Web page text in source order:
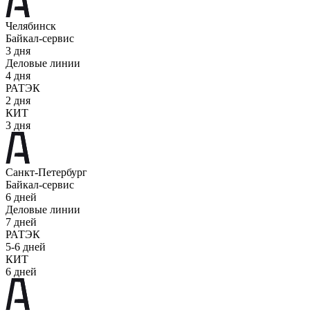
Челябинск
Байкал-сервис
3 дня
Деловые линии
4 дня
РАТЭК
2 дня
КИТ
3 дня
Санкт-Петербург
Байкал-сервис
6 дней
Деловые линии
7 дней
РАТЭК
5-6 дней
КИТ
6 дней